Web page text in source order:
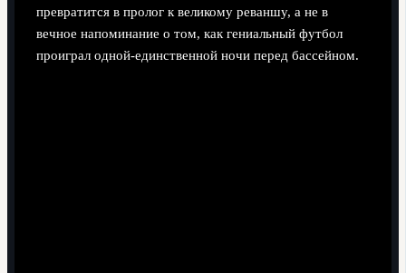
превратится в пролог к великому реваншу, а не в
вечное напоминание о том, как гениальный футбол
проиграл одной-единственной ночи перед бассейном.